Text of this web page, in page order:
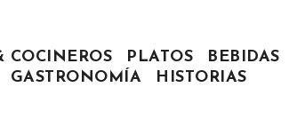
COCINEROS PLATOS
BEBIDAS
GASTRONOMÍA HISTORIAS